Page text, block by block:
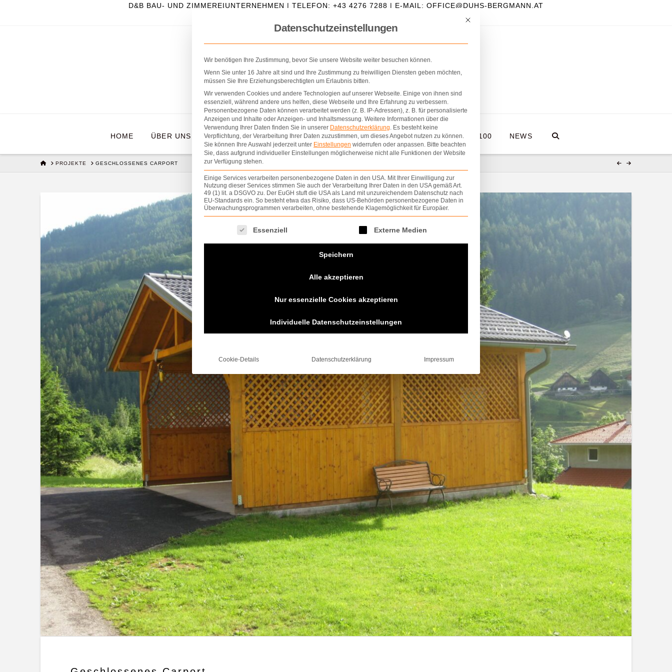
D&B BAU- UND ZIMMEREIUNTERNEHMEN | TELEFON: +43 4276 7288 | E-MAIL: OFFICE@DUHS-BERGMANN.AT
HOME ÜBER UNS BROSCHÜRE PROJEKTE EIGENPROJEKTE THOMA HOLZ100 NEWS
HOMEPROJEKTE GESCHLOSSENES CARPORT
Mit diesem Button wird der Dialog geschlossen. Seine Funktionalität ist
Datenschutzeinstellungen
Wir benötigen Ihre Zustimmung, bevor Sie unsere Website weiter besuchen können.
Wenn Sie unter 16 Jahre alt sind und Ihre Zustimmung zu freiwilligen Diensten geben möchten,
müssen Sie Ihre Erziehungsberechtigten um Erlaubnis bitten.
Wir verwenden Cookies und andere Technologien auf unserer Webseite. Einige von ihnen sind
essenziell, während andere uns helfen, diese Webseite und Ihre Erfahrung zu verbessern.
Personenbezogene Daten können verarbeitet werden (z. B. IP-Adressen), z. B. für personalisierte
Anzeigen und Inhalte oder Anzeigen- und Inhaltsmessung. Weitere Informationen über die
Verwendung Ihrer Daten finden Sie in unserer Datenschutzerklärung. Es besteht keine
Verpflichtung, der Verarbeitung Ihrer Daten zuzustimmen, um dieses Angebot nutzen zu können.
Sie können Ihre Auswahl jederzeit unter Einstellungen widerrufen oder anpassen. Bitte beachten
Sie, dass aufgrund individueller Einstellungen möglicherweise nicht alle Funktionen der Website
zur Verfügung stehen.
Einige Services verarbeiten personenbezogene Daten in den USA. Mit Ihrer Einwilligung zur
Nutzung dieser Services stimmen Sie auch der Verarbeitung Ihrer Daten in den USA gemäß Art.
49 (1) lit. a DSGVO zu. Der EuGH stuft die USA als Land mit unzureichendem Datenschutz nach
EU-Standards ein. So besteht etwa das Risiko, dass US-Behörden personenbezogene Daten in
Überwachungsprogrammen verarbeiten, ohne bestehende Klagemöglichkeit für Europäer.
Es folgt eine Liste der Service-Gruppen, für die eine Einwilligung erteilt werden kann. Die erste Service-Gruppe ist essenziell und kann nicht
Essenziell Externe Medien
Speichern
Alle akzeptieren
Nur essenzielle Cookies akzeptieren
Individuelle Datenschutzeinstellungen
Cookie-Details Datenschutzerklärung Impressum